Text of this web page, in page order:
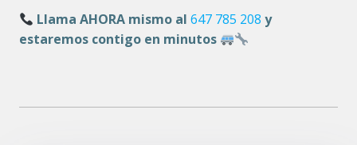
Llama AHORA mismo al647 785 208 y
estaremos contigo en minutos